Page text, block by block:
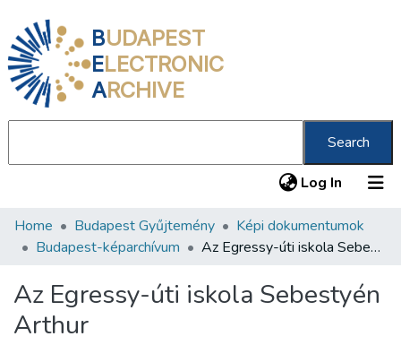
BUDAPEST
ELECTRONIC
ARCHIVE
Search
Log In (current)
Communities & Collections
Statistics
About us
Home Budapest Gyűjtemény
Képi dokumentumok
Budapest-képarchívum
Az Egressy-úti iskola Sebestyén Arthur
Az Egressy-úti iskola Sebestyén
Arthur